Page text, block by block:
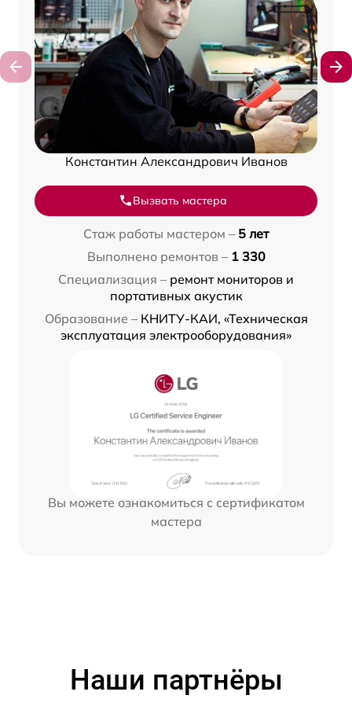
Константин Александрович Иванов
Вызвать мастера
Стаж работы мастером – 5 лет
Выполнено ремонтов – 1 330
Специализация – ремонт мониторов и
портативных акустик
Образование – КНИТУ-КАИ, «Техническая
эксплуатация электрооборудования»
Вы можете ознакомиться с сертификатом
мастера
Наши партнёры